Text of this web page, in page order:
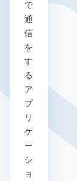
で
通
信
を
す
る
ア
プ
リ
ケ
ー
シ
ョ